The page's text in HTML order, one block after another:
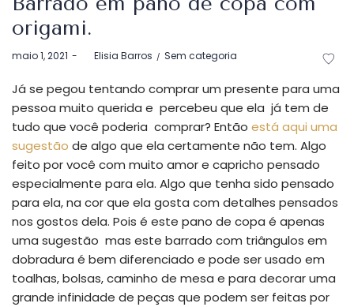
origami.
Postado
maio 1, 2021 byElisia Barros
Postado
Sem categoria
Já se pegou tentando comprar um presente para uma
pessoa muito querida e percebeu que ela já tem de
tudo que você poderia comprar? Então está aqui uma
sugestão de algo que ela certamente não tem. Algo
feito por você com muito amor e capricho pensado
especialmente para ela. Algo que tenha sido pensado
para ela, na cor que ela gosta com detalhes pensados
nos gostos dela. Pois é este pano de copa é apenas
uma sugestão mas este barrado com triângulos em
dobradura é bem diferenciado e pode ser usado em
toalhas, bolsas, caminho de mesa e para decorar uma
grande infinidade de peças que podem ser feitas por